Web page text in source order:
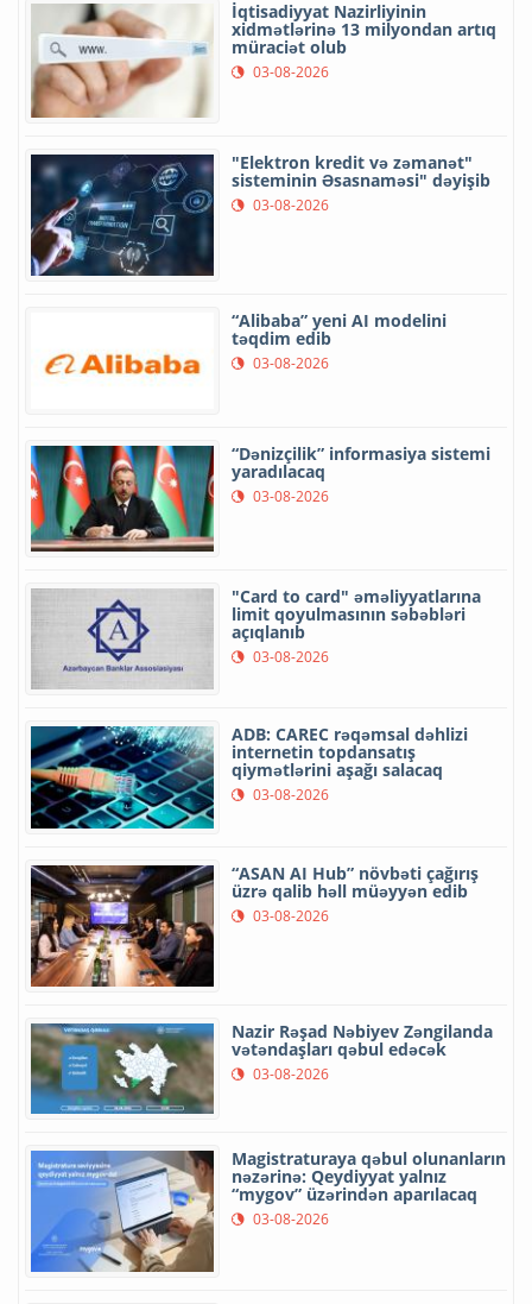
İqtisadiyyat Nazirliyinin
xidmətlərinə 13 milyondan artıq
müraciət olub
03-08-2026
"Elektron kredit və zəmanət"
sisteminin Əsasnaməsi" dəyişib
03-08-2026
“Alibaba” yeni AI modelini
təqdim edib
03-08-2026
“Dənizçilik” informasiya sistemi
yaradılacaq
03-08-2026
"Card to card" əməliyyatlarına
limit qoyulmasının səbəbləri
açıqlanıb
03-08-2026
ADB: CAREC rəqəmsal dəhlizi
internetin topdansatış
qiymətlərini aşağı salacaq
03-08-2026
“ASAN AI Hub” növbəti çağırış
üzrə qalib həll müəyyən edib
03-08-2026
Nazir Rəşad Nəbiyev Zəngilanda
vətəndaşları qəbul edəcək
03-08-2026
Magistraturaya qəbul olunanların
nəzərinə: Qeydiyyat yalnız
“mygov” üzərindən aparılacaq
03-08-2026